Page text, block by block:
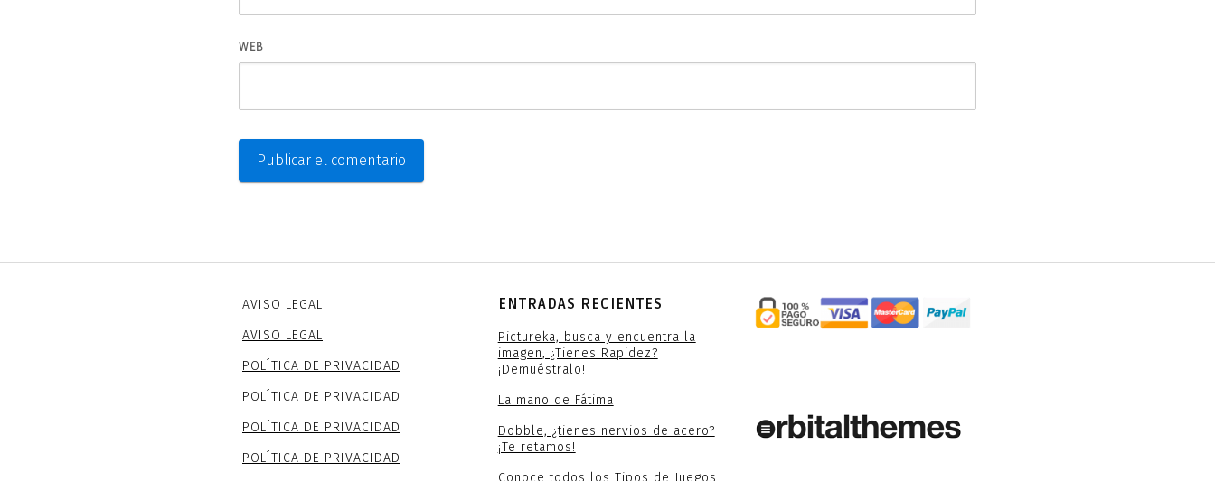
WEB
AVISO LEGAL
AVISO LEGAL
POLÍTICA DE PRIVACIDAD
POLÍTICA DE PRIVACIDAD
POLÍTICA DE PRIVACIDAD
POLÍTICA DE PRIVACIDAD
ENTRADAS RECIENTES
Pictureka, busca y encuentra la
imagen, ¿Tienes Rapidez?
¡Demuéstralo!
La mano de Fátima
Dobble, ¿tienes nervios de acero?
¡Te retamos!
Conoce todos los Tipos de Juegos